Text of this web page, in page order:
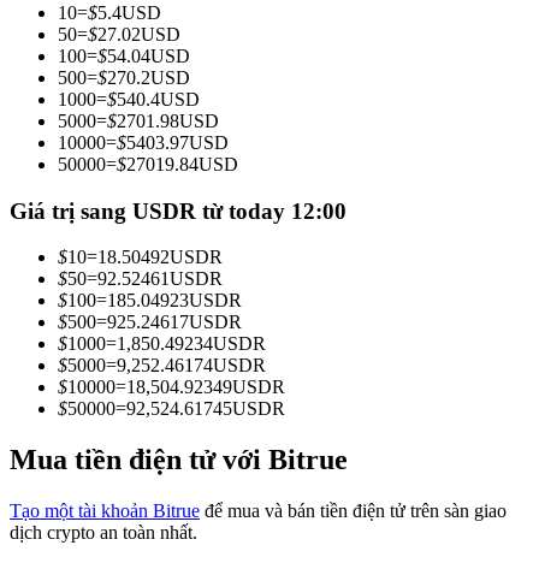
Trở thành Nhà giao dịch Sao chép
Tận hưởng chia sẻ lợi nhuận và hoa hồng giao dịch sao chép
Thông tin
10=$5.4USD
50=$27.02USD
100=$54.04USD
500=$270.2USD
1000=$540.4USD
5000=$2701.98USD
10000=$5403.97USD
50000=$27019.84USD
Giá trị sang USDR từ today 12:00
$10=18.50492USDR
$50=92.52461USDR
$100=185.04923USDR
$500=925.24617USDR
$1000=1,850.49234USDR
$5000=9,252.46174USDR
$10000=18,504.92349USDR
$50000=92,524.61745USDR
Mua tiền điện tử với Bitrue
Tạo một tài khoản Bitrue để mua và bán tiền điện tử trên sàn giao
dịch crypto an toàn nhất.